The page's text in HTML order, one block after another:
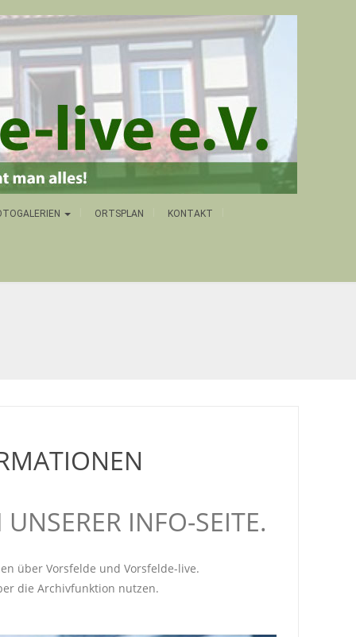
ORTSPLAN KONTAKT
INFO-SEITE.
über Vorsfelde und Vorsfelde-live.
die Archivfunktion nutzen.